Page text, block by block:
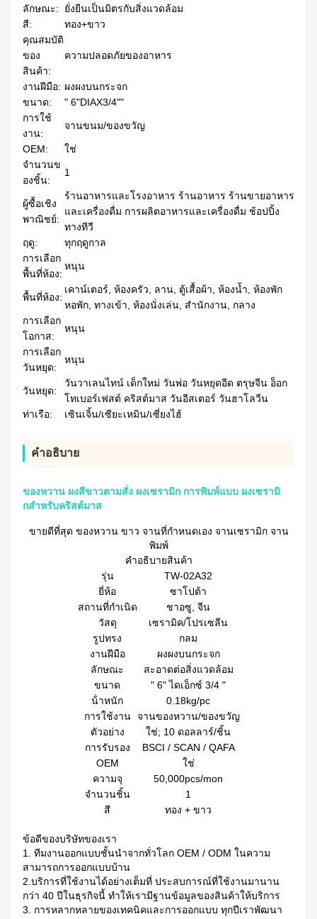
ลักษณะ:
ยั่งยืนเป็นมิตรกับสิ่งแวดล้อม
สี:
ทอง+ขาว
คุณสมบัติ
ของ
สินค้า:
ความปลอดภัยของอาหาร
งานฝีมือ: ผงผงบนกระจก
ขนาด:
" 6"DIAX3/4""
การใช้
งาน:
จานขนม/ของขวัญ
OEM:
ใช่
จํานวนข
องชิ้น:
1
ผู้ซื้อเชิง
พาณิชย์:
ร้านอาหารและโรงอาหาร ร้านอาหาร ร้านขายอาหาร
และเครื่องดื่ม การผลิตอาหารและเครื่องดื่ม ช้อปปิ้ง
ทางทีวี
ฤดู:
ทุกฤดูกาล
การเลือก
พื้นที่ห้อง:
หนุน
พื้นที่ห้อง:
เคาน์เตอร์, ห้องครัว, ลาน, ตู้เสื้อผ้า, ห้องน้ำ, ห้องพัก
หอพัก, ทางเข้า, ห้องนั่งเล่น, สำนักงาน, กลาง
การเลือก
โอกาส:
หนุน
การเลือก
วันหยุด:
หนุน
วันหยุด:
วันวาเลนไทน์ เด็กใหม่ วันพ่อ วันหยุดอีด ตรุษจีน อ็อก
โทเบอร์เฟสต์ คริสต์มาส วันอีสเตอร์ วันฮาโลวีน
ท่าเรือ:
เซินเจิ้น/เซียะเหมิน/เซี่ยงไฮ้
คําอธิบาย
ของหวาน ผงสีขาวตามสั่ง ผงเซรามิก การพิมพ์แบบ ผงเซรามิ
กสําหรับคริสต์มาส
ขายดีที่สุด ของหวาน ขาว จานที่กําหนดเอง จานเซรามิก จาน
พิมพ์
คําอธิบายสินค้า
รุ่น
TW-02A32
ยี่ห้อ
ซาโปต้า
สถานที่กําเนิด
ชาอซู, จีน
วัสดุ
เซรามิค/โปรเซลีน
รูปทรง
กลม
งานฝีมือ
ผงผงบนกระจก
ลักษณะ
สะอาดต่อสิ่งแวดล้อม
ขนาด
" 6" ไดเอ็กซ์ 3/4 "
น้ําหนัก
0.18kg/pc
การใช้งาน จานของหวาน/ของขวัญ
ตัวอย่าง
ใช่; 10 ดอลลาร์/ชิ้น
การรับรอง
BSCI / SCAN / QAFA
OEM
ใช่
ความจุ
50,000pcs/mon
จํานวนชิ้น
1
สี
ทอง + ขาว
ข้อดีของบริษัทของเรา
1. ทีมงานออกแบบชั้นนําจากทั่วโลก OEM / ODM ในความ
สามารถการออกแบบบ้าน
2.บริการที่ใช้งานได้อย่างเต็มที่ ประสบการณ์ที่ใช้งานมานาน
กว่า 40 ปีในธุรกิจนี้ ทําให้เรามีฐานข้อมูลของสินค้าให้บริการ
3. การหลากหลายของเทคนิคและการออกแบบ ทุกปีเราพัฒนา